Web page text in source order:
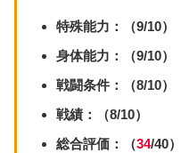
特殊能力：（9/10）
身体能力：（9/10）
戦闘条件：（8/10）
戦績：（8/10）
総合評価：（34/40）